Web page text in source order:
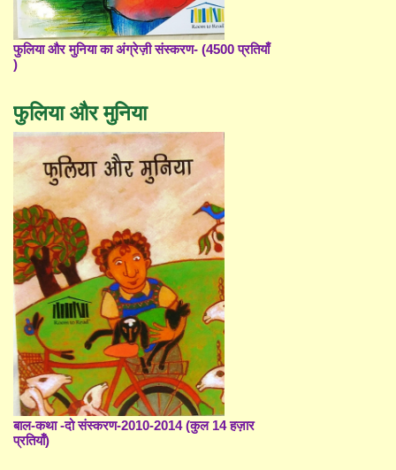
फुलिया और मुनिया का अंग्रेज़ी संस्करण- (4500 प्रतियाँ
)
फुलिया और मुनिया
बाल-कथा -दो संस्करण-2010-2014 (कुल 14 हज़ार
प्रतियाँ)